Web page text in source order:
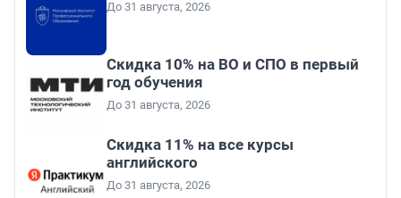
До 31 августа, 2026
Скидка 10% на ВО и СПО в первый
год обучения
До 31 августа, 2026
Скидка 11% на все курсы
английского
До 31 августа, 2026